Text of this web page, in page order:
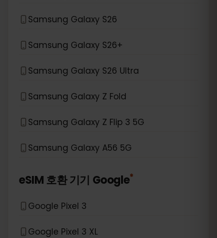
Samsung Galaxy S26
Samsung Galaxy S26+
Samsung Galaxy S26 Ultra
Samsung Galaxy Z Fold
Samsung Galaxy Z Flip 3 5G
Samsung Galaxy A56 5G
eSIM 호환 기기 Google*
Google Pixel 3
Google Pixel 3 XL